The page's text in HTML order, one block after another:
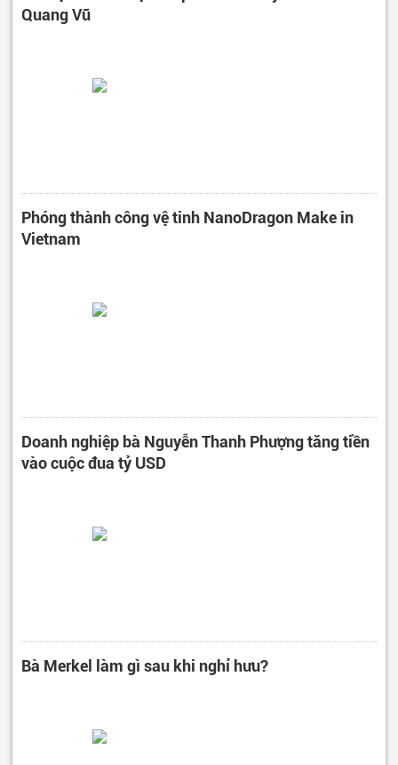
Quang Vũ
Phóng thành công vệ tinh NanoDragon Make in
Vietnam
Doanh nghiệp bà Nguyễn Thanh Phượng tăng tiền
vào cuộc đua tỷ USD
Bà Merkel làm gì sau khi nghỉ hưu?